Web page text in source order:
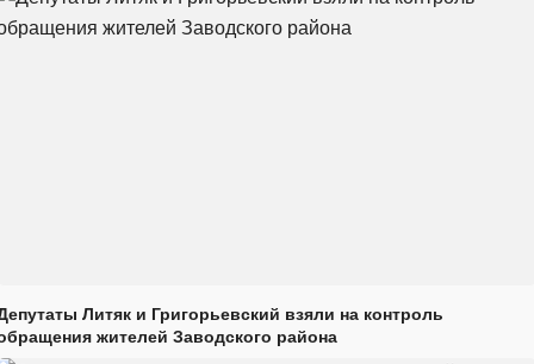
Литяк и Григорьевский взяли на контроль
жителей Заводского района